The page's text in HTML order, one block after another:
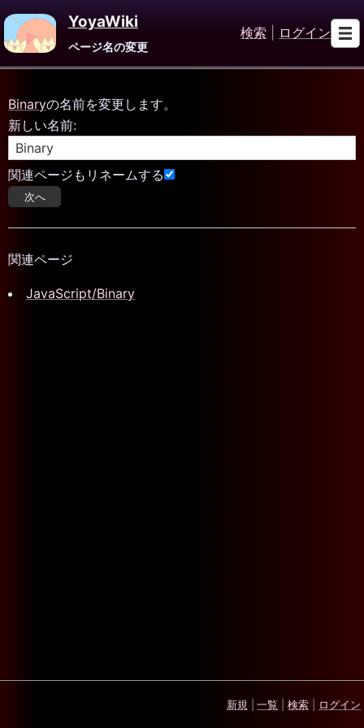
YoyaWiki
ページ名の変更
検索 ログイン
Binaryの名前を変更します。
新しい名前:
関連ページもリネームする
関連ページ
JavaScript/Binary
新規 一覧 検索 ログイン